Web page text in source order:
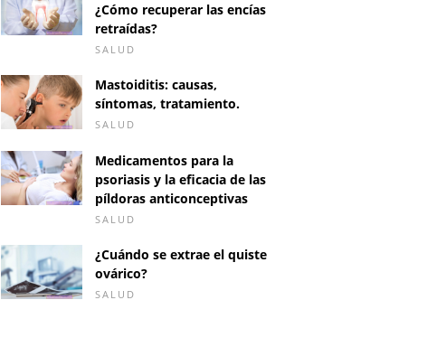
¿Cómo recuperar las encías
retraídas?
SALUD
Mastoiditis: causas,
síntomas, tratamiento.
SALUD
Medicamentos para la
psoriasis y la eficacia de las
píldoras anticonceptivas
SALUD
¿Cuándo se extrae el quiste
ovárico?
SALUD